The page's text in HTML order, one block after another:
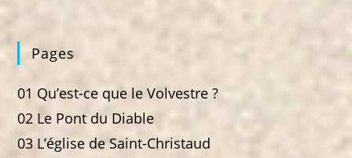
Pages
01 Qu’est-ce que le Volvestre ?
02 Le Pont du Diable
03 L’église de Saint-Christaud